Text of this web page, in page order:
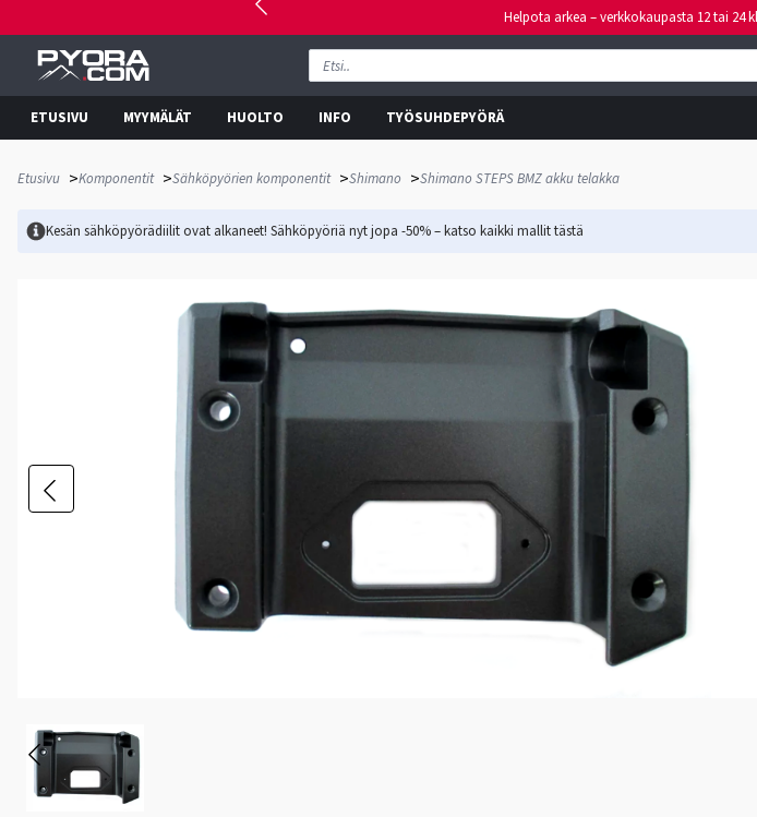
Helpota arkea – verkkokaupasta 12 tai 24
ETUSIVU MYYMÄLÄT HUOLTO INFO TYÖSUHDEPYÖRÄ
Etusivu >Komponentit >Sähköpyörien komponentit >Shimano >Shimano STEPS BMZ akku telakka
Kesän sähköpyörädiilit ovat alkaneet! Sähköpyöriä nyt jopa -50% – katso kaikki mallittästä